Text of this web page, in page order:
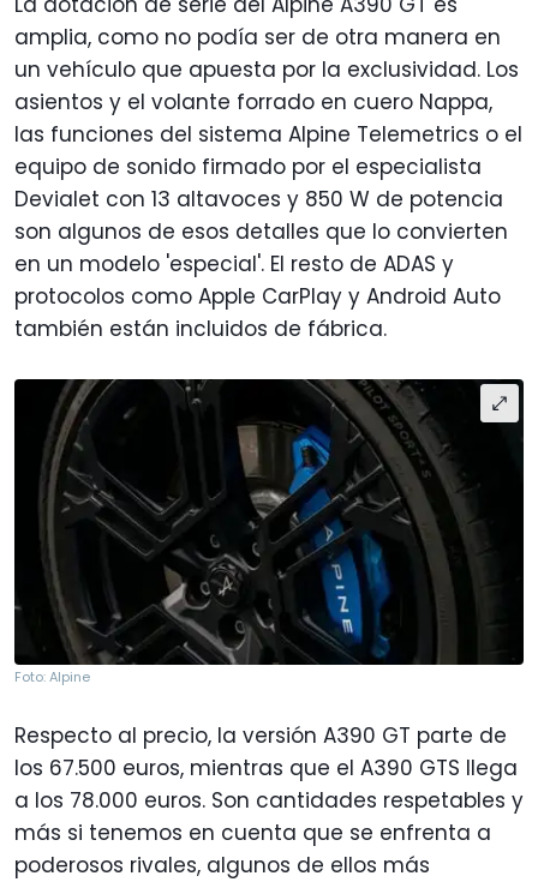
amplia, como no podía ser de otra manera en
un vehículo que apuesta por la exclusividad. Los
asientos y el volante forrado en cuero Nappa,
las funciones del sistema Alpine Telemetrics o el
equipo de sonido firmado por el especialista
Devialet con 13 altavoces y 850 W de potencia
son algunos de esos detalles que lo convierten
en un modelo 'especial'. El resto de ADAS y
protocolos como Apple CarPlay y Android Auto
también están incluidos de fábrica.
Foto: Alpine
Respecto al precio, la versión A390 GT parte de
los 67.500 euros, mientras que el A390 GTS llega
a los 78.000 euros. Son cantidades respetables y
más si tenemos en cuenta que se enfrenta a
poderosos rivales, algunos de ellos más